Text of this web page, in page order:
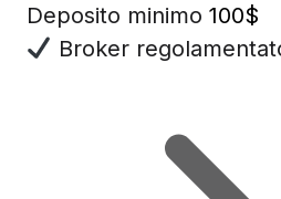
Deposito minimo 100$
Broker